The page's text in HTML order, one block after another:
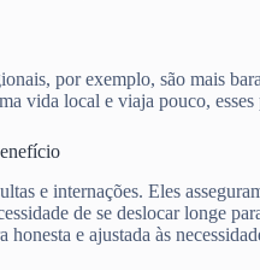
por exemplo, são mais
vida local e viaja pouco,
e internações. Eles
de se deslocar longe
e ajustada às